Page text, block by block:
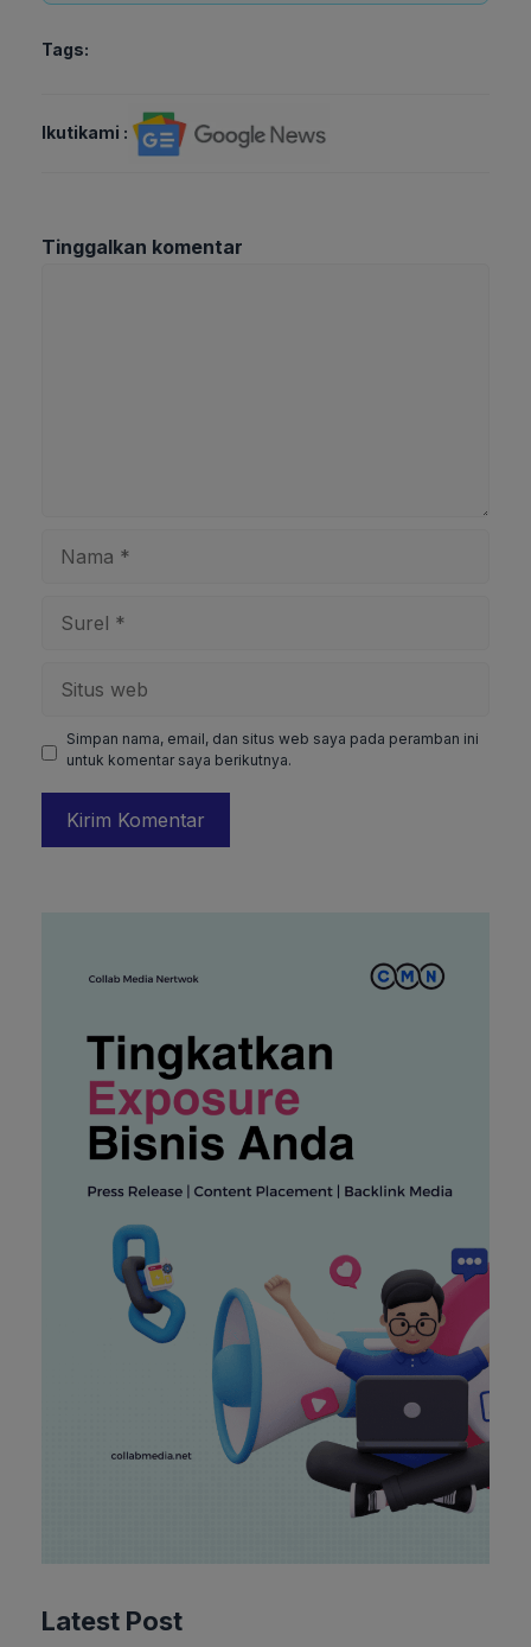
Tags:
Ikutikami :
Tinggalkan komentar
web
Simpan nama, email, dan situs web saya pada peramban ini
untuk komentar saya berikutnya.
Latest Post